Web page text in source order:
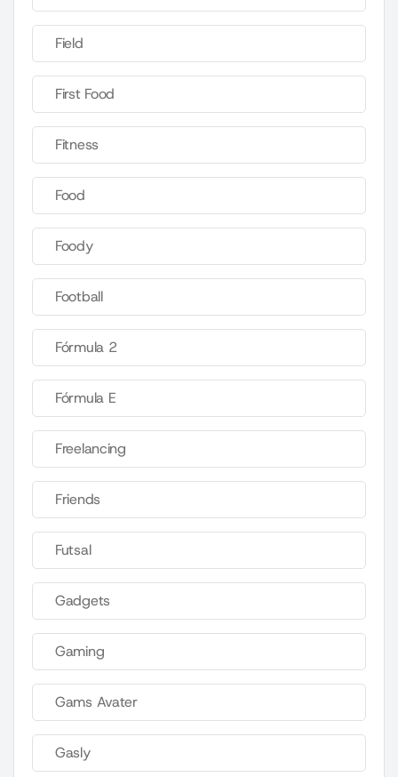
Field
First Food
Fitness
Food
Foody
Football
Fórmula 2
Fórmula E
Freelancing
Friends
Futsal
Gadgets
Gaming
Gams Avater
Gasly